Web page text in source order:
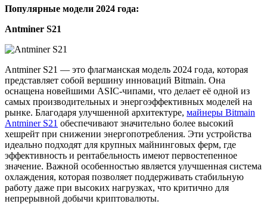
Популярные модели 2024 года:
Antminer S21
Antminer S21 — это флагманская модель 2024 года, которая
представляет собой вершину инноваций Bitmain. Она
оснащена новейшими ASIC-чипами, что делает её одной из
самых производительных и энергоэффективных моделей на
рынке. Благодаря улучшенной архитектуре, майнеры Bitmain
Antminer S21 обеспечивают значительно более высокий
хешрейт при снижении энергопотребления. Эти устройства
идеально подходят для крупных майнинговых ферм, где
эффективность и рентабельность имеют первостепенное
значение. Важной особенностью является улучшенная система
охлаждения, которая позволяет поддерживать стабильную
работу даже при высоких нагрузках, что критично для
непрерывной добычи криптовалюты.